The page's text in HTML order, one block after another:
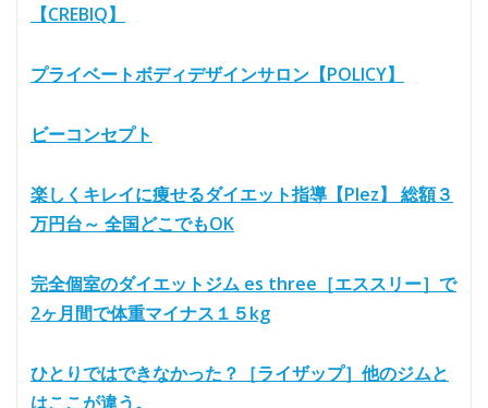
【CREBIQ】
プライベートボディデザインサロン【POLICY】
ビーコンセプト
楽しくキレイに痩せるダイエット指導【Plez】 総額３
万円台～ 全国どこでもOK
完全個室のダイエットジム es three［エススリー］で
2ヶ月間で体重マイナス１５kg
ひとりではできなかった？［ライザップ］他のジムと
はここが違う。